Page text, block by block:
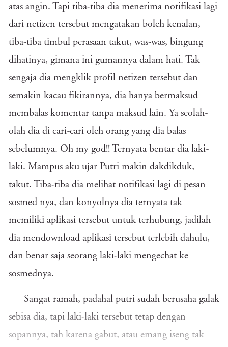
atas angin. Tapi tiba-tiba dia menerima notifikasi lagi
dari netizen tersebut mengatakan boleh kenalan,
tiba-tiba timbul perasaan takut, was-was, bingung
dihatinya, gimana ini gumannya dalam hati. Tak
sengaja dia mengklik profil netizen tersebut dan
semakin kacau fikirannya, dia hanya bermaksud
membalas komentar tanpa maksud lain. Ya seolah-
olah dia di cari-cari oleh orang yang dia balas
sebelumnya. Oh my god!! Ternyata bentar dia laki-
laki. Mampus aku ujar Putri makin dakdikduk,
takut. Tiba-tiba dia melihat notifikasi lagi di pesan
sosmed nya, dan konyolnya dia ternyata tak
memiliki aplikasi tersebut untuk terhubung, jadilah
dia mendownload aplikasi tersebut terlebih dahulu,
dan benar saja seorang laki-laki mengechat ke
sosmednya.
Sangat ramah, padahal putri sudah berusaha galak
sebisa dia, tapi laki-laki tersebut tetap dengan
sopannya, tah karena gabut, atau emang iseng tak